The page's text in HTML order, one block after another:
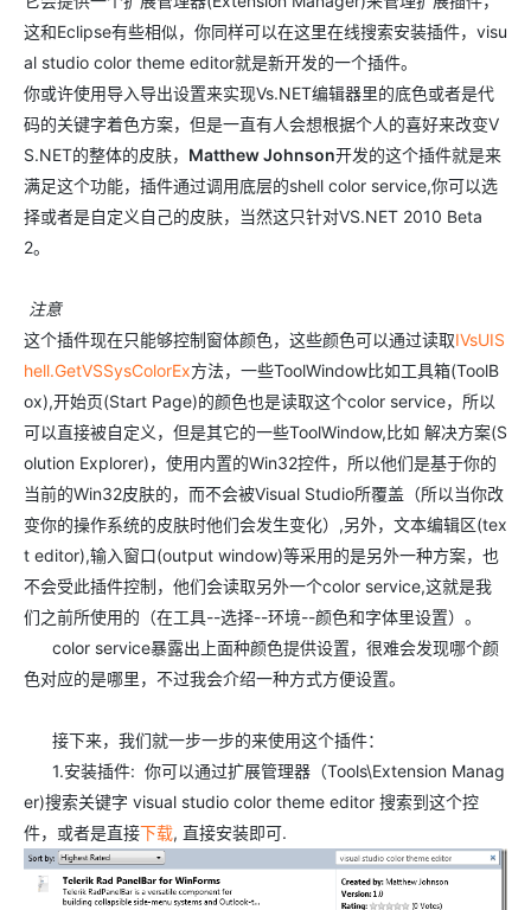
这和Eclipse有些相似，你同样可以在这里在线搜索安装插件，visu
al studio color theme editor就是新开发的一个插件。
你或许使用导入导出设置来实现Vs.NET编辑器里的底色或者是代
码的关键字着色方案，但是一直有人会想根据个人的喜好来改变V
S.NET的整体的皮肤， Matthew Johnson开发的这个插件就是来
满足这个功能，插件通过调用底层的shell color service,你可以选
择或者是自定义自己的皮肤，当然这只针对VS.NET 2010 Beta
2。
注意
这个插件现在只能够控制窗体颜色，这些颜色可以通过读取IVsUIS
hell.GetVSSysColorEx方法，一些ToolWindow比如工具箱(ToolB
ox),开始页(Start Page)的颜色也是读取这个color service，所以
可以直接被自定义，但是其它的一些ToolWindow,比如 解决方案(S
olution Explorer)，使用内置的Win32控件，所以他们是基于你的
当前的Win32皮肤的，而不会被Visual Studio所覆盖（所以当你改
变你的操作系统的皮肤时他们会发生变化）,另外，文本编辑区(tex
t editor),输入窗口(output window)等采用的是另外一种方案，也
不会受此插件控制，他们会读取另外一个color service,这就是我
们之前所使用的（在工具--选择--环境--颜色和字体里设置）。
color service暴露出上面种颜色提供设置，很难会发现哪个颜
色对应的是哪里，不过我会介绍一种方式方便设置。
接下来，我们就一步一步的来使用这个插件：
1.安装插件: 你可以通过扩展管理器（Tools\Extension Manag
er)搜索关键字 visual studio color theme editor 搜索到这个控
件，或者是直接下载, 直接安装即可.